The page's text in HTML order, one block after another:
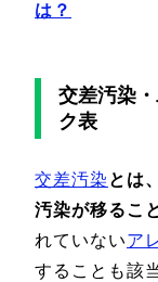
は？
交差汚染
ク表
交差汚染 とは
汚染が移るこ
れていないア
することも該